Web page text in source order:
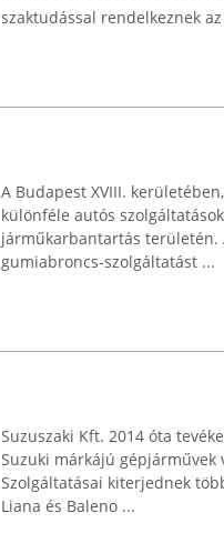
szaktudással rendelkeznek
A Budapest XVIII.
különféle autós
járműkarbantartás területén.
gumiabroncs-szolgáltatást ...
Suzuszaki Kft. 2014 óta
Suzuki márkájú
Szolgáltatásai kiterjednek
Liana és Baleno ...